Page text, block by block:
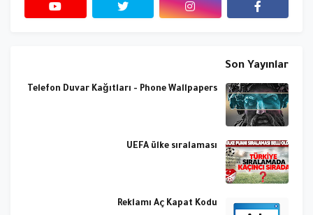
Son Yayınlar
Telefon Duvar Kağıtları - Phone Wallpapers
UEFA ülke sıralaması
Reklamı Aç Kapat Kodu